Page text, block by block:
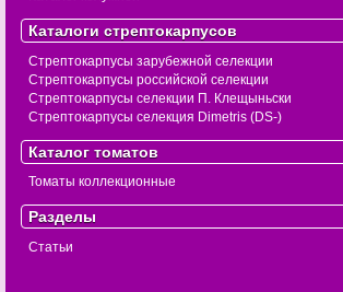
Каталоги стрептокарпусов
Стрептокарпусы зарубежной селекции
Стрептокарпусы российской селекции
Стрептокарпусы селекции П. Клещыньски
Стрептокарпусы селекция Dimetris (DS-)
Каталог томатов
Томаты коллекционные
Разделы
Статьи